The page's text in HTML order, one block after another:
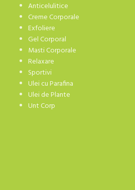
Anticelulitice
Creme Corporale
Exfoliere
Gel Corporal
Masti Corporale
Relaxare
Sportivi
Ulei cu Parafina
Ulei de Plante
Unt Corp